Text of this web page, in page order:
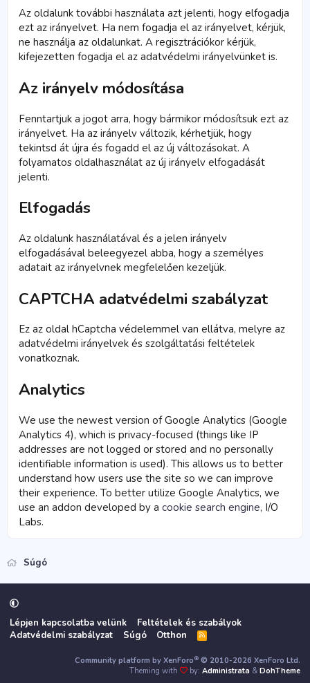
Az oldalunk további használata azt jelenti, hogy elfogadja
ezt az irányelvet. Ha nem fogadja el az irányelvet, kérjük,
ne használja az oldalunkat. A regisztrációkor kérjük,
kifejezetten fogadja el az adatvédelmi irányelvünket is.
Az irányelv módosítása
Fenntartjuk a jogot arra, hogy bármikor módosítsuk ezt az
irányelvet. Ha az irányelv változik, kérhetjük, hogy
tekintsd át újra és fogadd el az új változásokat. A
folyamatos oldalhasználat az új irányelv elfogadását
jelenti.
Elfogadás
Az oldalunk használatával és a jelen irányelv
elfogadásával beleegyezel abba, hogy a személyes
adatait az irányelvnek megfelelően kezeljük.
CAPTCHA adatvédelmi szabályzat
Ez az oldal hCaptcha védelemmel van ellátva, melyre az
adatvédelmi irányelvek és szolgáltatási feltételek
vonatkoznak.
Analytics
We use the newest version of Google Analytics (Google
Analytics 4), which is privacy-focused (things like IP
addresses are not logged or stored and no personally
identifiable information is used). This allows us to better
understand how users use the site so we can improve
their experience. To better utilize Google Analytics, we
use an addon developed by a cookie search engine, I/O
Labs.
Súgó
Lépjen kapcsolatba velünk
Feltételek és szabályok
Adatvédelmi szabályzat
Súgó Otthon
R
S
Community platform by XenForo® © 2010-2026 XenForo Ltd.
Theming with
by: Administrata & DohTheme